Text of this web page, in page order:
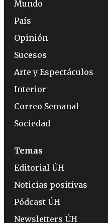
Mundo
País
Opinión
Sucesos
Arte y Espectáculos
Interior
Correo Semanal
Sociedad
Temas
Editorial ÚH
Noticias positivas
Pódcast ÚH
Newsletters ÚH